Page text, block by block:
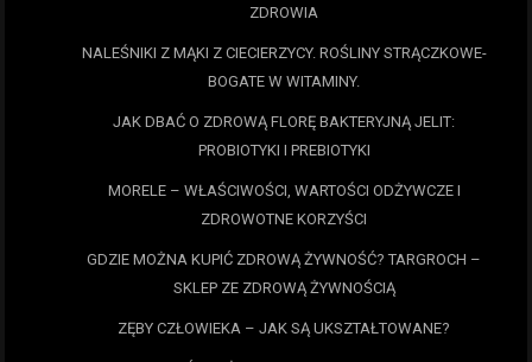
ZDROWIA
NALEŚNIKI Z MĄKI Z CIECIERZYCY. ROŚLINY STRĄCZKOWE-
BOGATE W WITAMINY.
JAK DBAĆ O ZDROWĄ FLORĘ BAKTERYJNĄ JELIT:
PROBIOTYKI I PREBIOTYKI
MORELE – WŁAŚCIWOŚCI, WARTOŚCI ODŻYWCZE I
ZDROWOTNE KORZYŚCI
GDZIE MOŻNA KUPIĆ ZDROWĄ ŻYWNOŚĆ? TARGROCH –
SKLEP ZE ZDROWĄ ŻYWNOŚCIĄ
ZĘBY CZŁOWIEKA – JAK SĄ UKSZTAŁTOWANE?